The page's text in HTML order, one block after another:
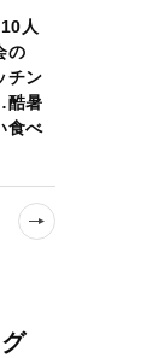
人
の
チン
酷暑
食べ